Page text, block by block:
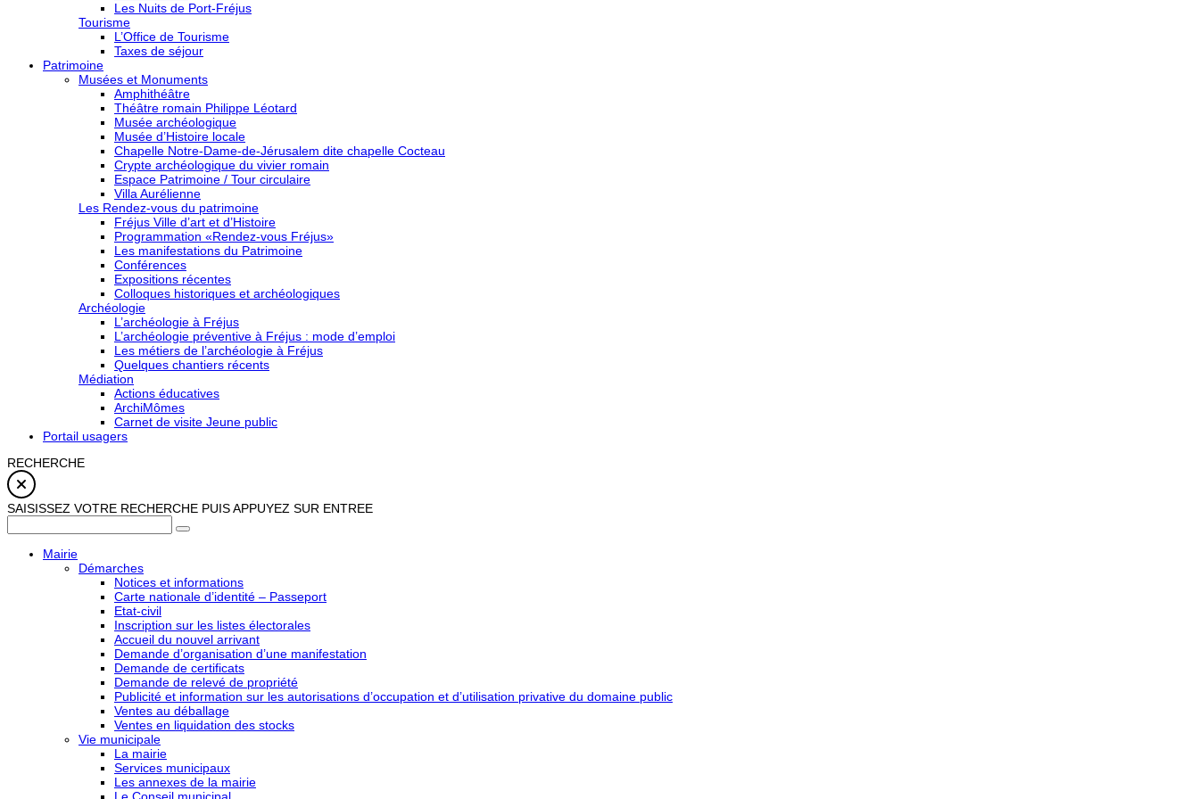
Les Nuits de Port-Fréjus
Tourisme
L’Office de Tourisme
Taxes de séjour
Patrimoine
Musées et Monuments
Amphithéâtre
Théâtre romain Philippe Léotard
Musée archéologique
Musée d’Histoire locale
Chapelle Notre-Dame-de-Jérusalem dite chapelle Cocteau
Crypte archéologique du vivier romain
Espace Patrimoine / Tour circulaire
Villa Aurélienne
Les Rendez-vous du patrimoine
Fréjus Ville d’art et d’Histoire
Programmation «Rendez-vous Fréjus»
Les manifestations du Patrimoine
Conférences
Expositions récentes
Colloques historiques et archéologiques
Archéologie
L’archéologie à Fréjus
L’archéologie préventive à Fréjus : mode d’emploi
Les métiers de l’archéologie à Fréjus
Quelques chantiers récents
Médiation
Actions éducatives
ArchiMômes
Carnet de visite Jeune public
Portail usagers
RECHERCHE
SAISISSEZ VOTRE RECHERCHE PUIS APPUYEZ SUR ENTREE
Mairie
Démarches
Notices et informations
Carte nationale d’identité – Passeport
Etat-civil
Inscription sur les listes électorales
Accueil du nouvel arrivant
Demande d’organisation d’une manifestation
Demande de certificats
Demande de relevé de propriété
Publicité et information sur les autorisations d’occupation et d’utilisation privative du domaine public
Ventes au déballage
Ventes en liquidation des stocks
Vie municipale
La mairie
Services municipaux
Les annexes de la mairie